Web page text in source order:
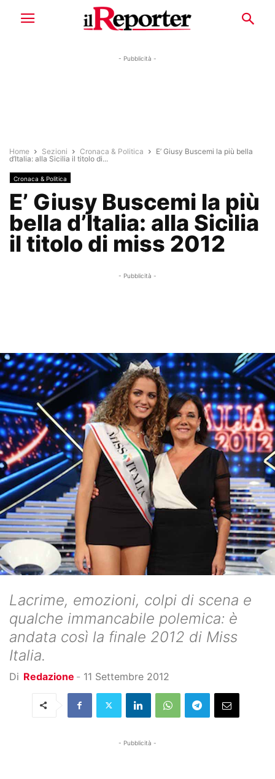
- Pubblicità -
Home Sezioni Cronaca & Politica
E’ Giusy Buscemi la più bella
d’Italia: alla Sicilia il titolo di...
Cronaca & Politica
E’ Giusy Buscemi la più
bella d’Italia: alla Sicilia
il titolo di miss 2012
- Pubblicità -
Lacrime, emozioni, colpi di scena e
qualche immancabile polemica: è
andata così la finale 2012 di Miss
Italia.
Di Redazione - 11 Settembre 2012
- Pubblicità -